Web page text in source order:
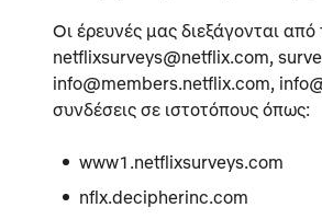
Οι έρευνές μας διεξάγονται
netflixsurveys@netflix.com,
info@members.netflix.com,
συνδέσεις σε ιστοτόπους όπως:
www1.netflixsurveys.com
nflx.decipherinc.com